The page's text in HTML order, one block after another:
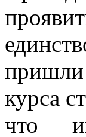
курса
что